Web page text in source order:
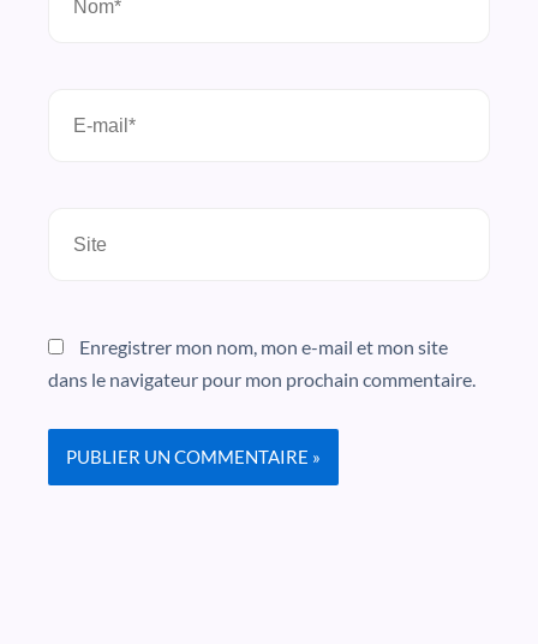
mail*
Enregistrer mon nom, mon e-mail et mon site
dans le navigateur pour mon prochain commentaire.